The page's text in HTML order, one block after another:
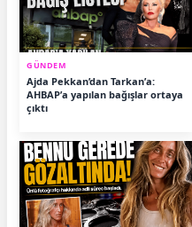
GÜNDEM
Ajda Pekkan’dan Tarkan’a:
AHBAP’a yapılan bağışlar ortaya
çıktı